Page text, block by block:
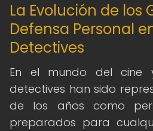
La Evolución de los
Defensa Personal
Detectives
En el mundo del cine
detectives han sido
de los años como
preparados para